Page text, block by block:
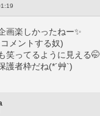
画楽しかったねー✨
メントする奴)
笑ってるように見える🤭
護者枠だね(*´艸`)